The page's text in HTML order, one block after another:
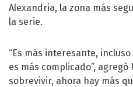
Alexandria, la zona más
la serie.
“Es más interesante,
es más complicado”, agregó
sobrevivir, ahora hay más